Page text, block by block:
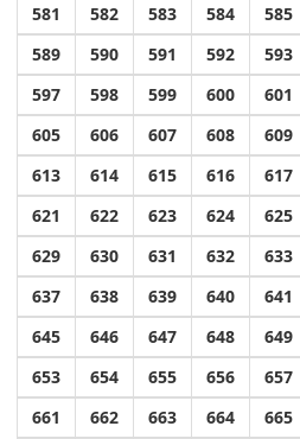
581
582 583 584 585
589
590 591 592 593
597
598 599 600 601
605
606 607 608 609
613
614 615 616 617
621
622 623 624 625
629
630 631 632 633
637
638 639 640 641
645
646 647 648 649
653
654 655 656 657
661
662 663 664 665